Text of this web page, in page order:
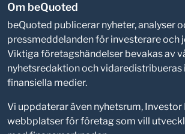
Om beQuoted
beQuoted publicerar nyheter, analyser
pressmeddelanden för investerare och
Viktiga företagshändelser bevakas av
nyhetsredaktion och vidaredistribueras
finansiella medier.
Vi uppdaterar även nyhetsrum, Investor
webbplatser för företag som vill